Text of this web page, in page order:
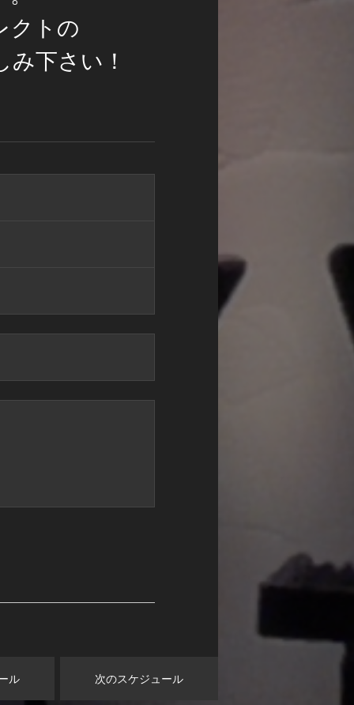
クトの
下さい！
ル 次のスケジュール